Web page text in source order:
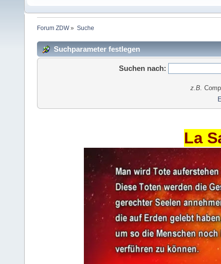
Forum ZDW» Suche
Suchparameter festlegen
Suchen nach:
z.B.
La